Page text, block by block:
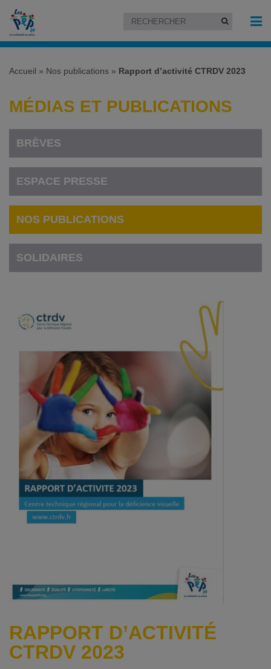
Accueil » Nos publications » Rapport d’activité CTRDV 2023
MÉDIAS ET PUBLICATIONS
BRÈVES
ESPACE PRESSE
NOS PUBLICATIONS
SOLIDAIRES
RAPPORT D’ACTIVITÉ
CTRDV 2023